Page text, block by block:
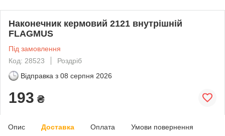
Наконечник кермовий 2121 внутрішній
FLAGMUS
Під замовлення
Код: 28523
Роздріб
Відправка з 08 серпня 2026
193 ₴
Опис Доставка Оплата Умови повернення